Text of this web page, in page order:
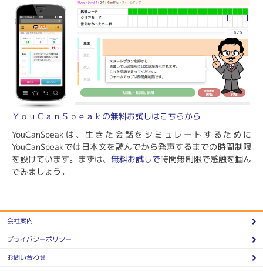
ＹｏｕＣａｎＳｐｅａｋの無料お試しはこちらから
YouCanSpeakは、生きた会話をシミュレートするために
YouCanSpeakでは日本文を読んでから発声するまでの時間制限
を設けています。まずは、 無料お試しで時間無制限で感触を掴ん
でみましょう。
会社案内
プライバシーポリシー
お問い合わせ